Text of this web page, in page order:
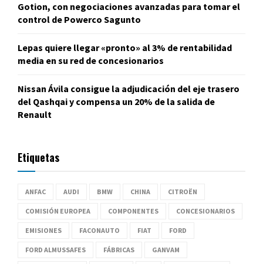
Gotion, con negociaciones avanzadas para tomar el
control de Powerco Sagunto
Lepas quiere llegar «pronto» al 3% de rentabilidad
media en su red de concesionarios
Nissan Ávila consigue la adjudicación del eje trasero
del Qashqai y compensa un 20% de la salida de
Renault
Etiquetas
ANFAC AUDI BMW CHINA CITROËN
COMISIÓN EUROPEA COMPONENTES CONCESIONARIOS
EMISIONES FACONAUTO FIAT FORD
FORD ALMUSSAFES FÁBRICAS GANVAM